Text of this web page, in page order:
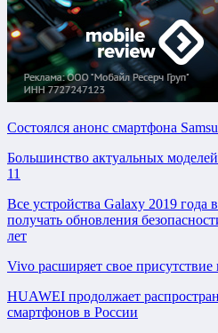
Состоялся анонс смартфона
Большинство актуальных
11
Все устройства Galaxy 2019 года
получать обновления
лет
Vivo расширяет свое присутствие
HUAWEI продолжает
смартфонов в России